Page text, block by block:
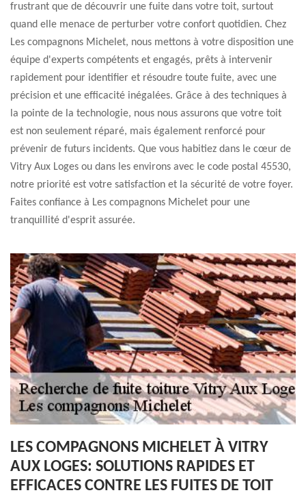
frustrant que de découvrir une fuite dans votre toit, surtout
quand elle menace de perturber votre confort quotidien. Chez
Les compagnons Michelet, nous mettons à votre disposition une
équipe d'experts compétents et engagés, prêts à intervenir
rapidement pour identifier et résoudre toute fuite, avec une
précision et une efficacité inégalées. Grâce à des techniques à
la pointe de la technologie, nous nous assurons que votre toit
est non seulement réparé, mais également renforcé pour
prévenir de futurs incidents. Que vous habitiez dans le cœur de
Vitry Aux Loges ou dans les environs avec le code postal 45530,
notre priorité est votre satisfaction et la sécurité de votre foyer.
Faites confiance à Les compagnons Michelet pour une
tranquillité d'esprit assurée.
LES COMPAGNONS MICHELET À VITRY
AUX LOGES: SOLUTIONS RAPIDES ET
EFFICACES CONTRE LES FUITES DE TOIT